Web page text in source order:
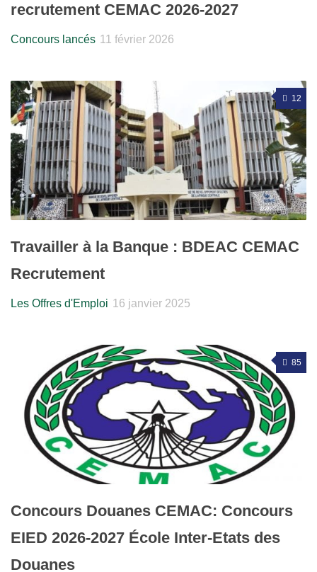
recrutement CEMAC 2026-2027
Concours lancés 11 février 2026
12
Travailler à la Banque : BDEAC CEMAC
Recrutement
Les Offres d'Emploi 16 janvier 2025
85
Concours Douanes CEMAC: Concours
EIED 2026-2027 École Inter-Etats des
Douanes